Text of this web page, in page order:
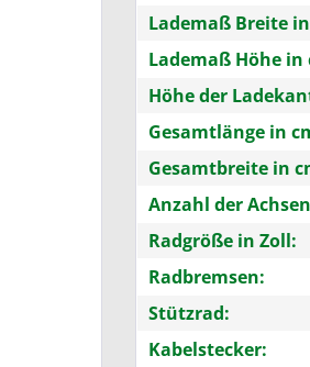
Lademaß Breite
Lademaß Höhe in
Höhe der
Gesamtlänge in
Gesamtbreite in
Anzahl der
Radgröße in Zoll:
Radbremsen:
Stützrad:
Kabelstecker: